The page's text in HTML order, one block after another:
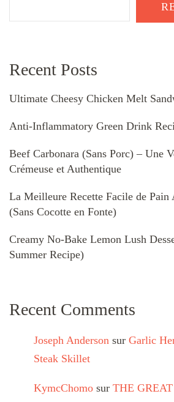
Recent Posts
Ultimate Cheesy Chicken Melt
Anti-Inflammatory Green Drink
Beef Carbonara (Sans Porc) – Une
Crémeuse et Authentique
La Meilleure Recette Facile de
(Sans Cocotte en Fonte)
Creamy No-Bake Lemon Lush
Summer Recipe)
Recent Comments
Joseph Anderson sur Garlic
Steak Skillet
KymcChomo sur THE